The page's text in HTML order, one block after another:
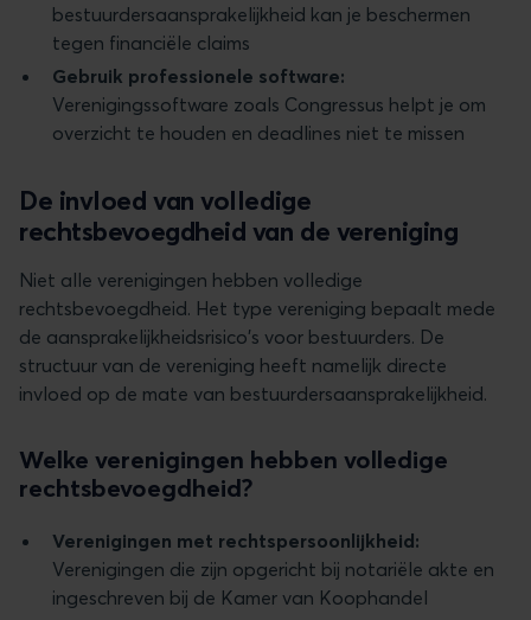
bestuurdersaansprakelijkheid kan je beschermen
tegen financiële claims
Gebruik professionele software:
Verenigingssoftware zoals Congressus helpt je om
overzicht te houden en deadlines niet te missen
De invloed van volledige
rechtsbevoegdheid van de vereniging
Niet alle verenigingen hebben volledige
rechtsbevoegdheid. Het type vereniging bepaalt mede
de aansprakelijkheidsrisico's voor bestuurders. De
structuur van de vereniging heeft namelijk directe
invloed op de mate van bestuurdersaansprakelijkheid.
Welke verenigingen hebben volledige
rechtsbevoegdheid?
Verenigingen met rechtspersoonlijkheid:
Verenigingen die zijn opgericht bij notariële akte en
ingeschreven bij de Kamer van Koophandel